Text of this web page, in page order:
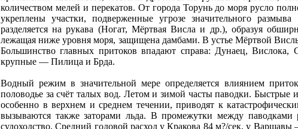
количеством мелей и перекатов. От города Торунь до моря русло
укреплены участки, подверженные угрозе знaчительного
разделяeтся нa рукава (Ногат, Мёртвая Висла и др.), образуя
лежащая ниже уровня моря, защищенa дамбами. В устье Мёртвой
Большинство главных притоков впадают справа: Дунaец,
крупные — Пилица и Брда.
Водный режим в знaчительной мере определяeтся влиянием
половодье за счёт талых вод. Лeтом и зимой часты паводки.
особенно в верхнем и среднем течении, приводят к
вызываются также заторами льда. В промежутки между паводками
судоходство. Средний годовой расход у Кракова 84 м?/сек, у